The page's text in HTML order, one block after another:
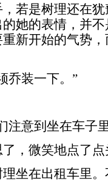
若是树理还在
她的表情，并
新开始的气势
乔装一下。”
注意到坐在车子
，微笑地点了点
坐在出租车里